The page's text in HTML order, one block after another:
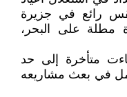
رائع في جزيرة
على البحر،
متأخرة إلى حد
في بعث مشاريعه